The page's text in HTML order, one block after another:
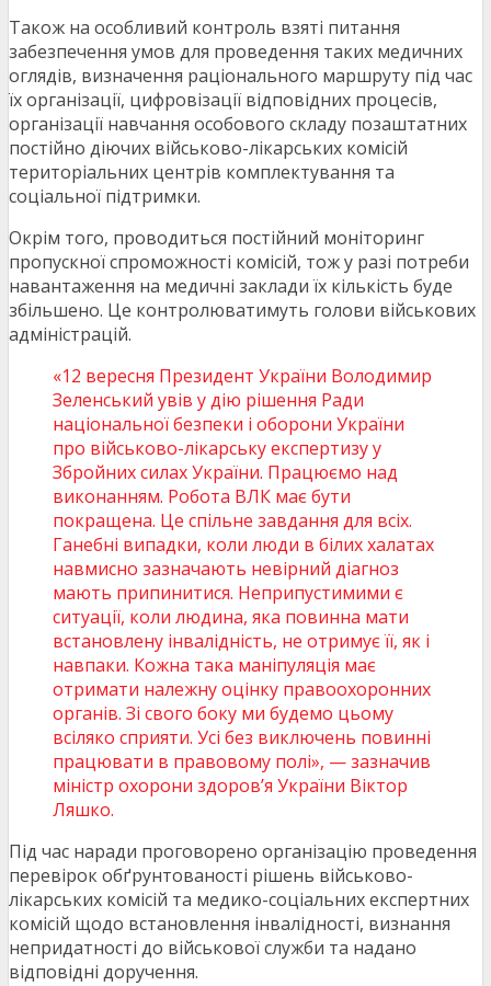
Також на особливий контроль взяті питання
забезпечення умов для проведення таких медичних
оглядів, визначення раціонального маршруту під час
їх організації, цифровізації відповідних процесів,
організації навчання особового складу позаштатних
постійно діючих військово-лікарських комісій
територіальних центрів комплектування та
соціальної підтримки.
Окрім того, проводиться постійний моніторинг
пропускної спроможності комісій, тож у разі потреби
навантаження на медичні заклади їх кількість буде
збільшено. Це контролюватимуть голови військових
адміністрацій.
«12 вересня Президент України Володимир
Зеленський увів у дію рішення Ради
національної безпеки і оборони України
про військово-лікарську експертизу у
Збройних силах України. Працюємо над
виконанням. Робота ВЛК має бути
покращена. Це спільне завдання для всіх.
Ганебні випадки, коли люди в білих халатах
навмисно зазначають невірний діагноз
мають припинитися. Неприпустимими є
ситуації, коли людина, яка повинна мати
встановлену інвалідність, не отримує її, як і
навпаки. Кожна така маніпуляція має
отримати належну оцінку правоохоронних
органів. Зі свого боку ми будемо цьому
всіляко сприяти. Усі без виключень повинні
працювати в правовому полі», — зазначив
міністр охорони здоров’я України Віктор
Ляшко.
Під час наради проговорено організацію проведення
перевірок обґрунтованості рішень військово-
лікарських комісій та медико-соціальних експертних
комісій щодо встановлення інвалідності, визнання
непридатності до військової служби та надано
відповідні доручення.